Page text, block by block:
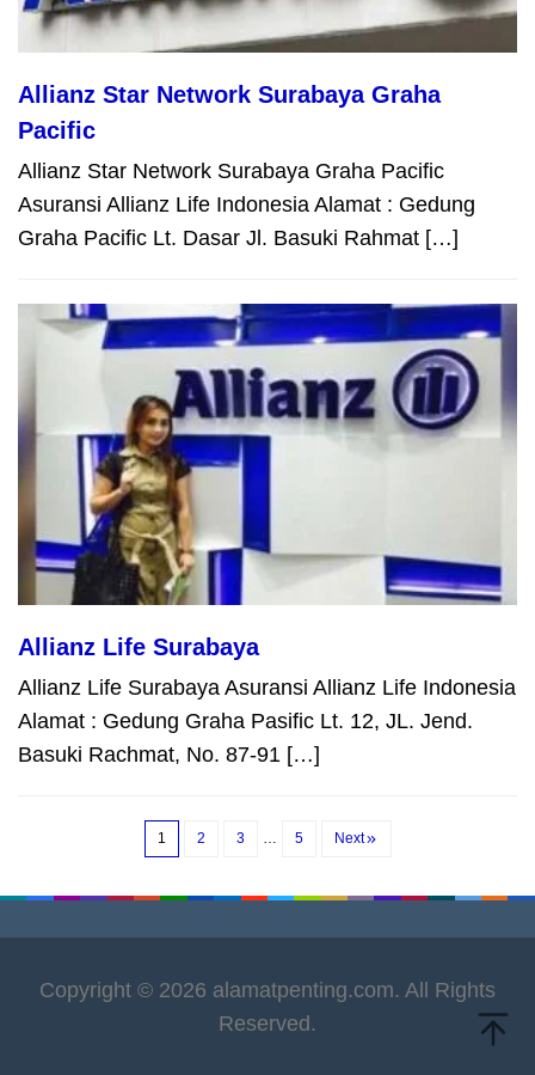
Allianz Star Network Surabaya Graha
Pacific
Allianz Star Network Surabaya Graha Pacific
Asuransi Allianz Life Indonesia Alamat : Gedung
Graha Pacific Lt. Dasar Jl. Basuki Rahmat […]
Allianz Life Surabaya
Allianz Life Surabaya Asuransi Allianz Life Indonesia
Alamat : Gedung Graha Pasific Lt. 12, JL. Jend.
Basuki Rachmat, No. 87-91 […]
1 2 3 … 5 Next
Copyright © 2026 alamatpenting.com. All Rights
Reserved.